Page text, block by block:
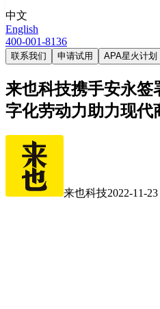
中文
English
400-001-8136
联系我们 申请试用 APA星火计划
来也科技携手安永
字化劳动力助力现代
来也科技2022-11-23